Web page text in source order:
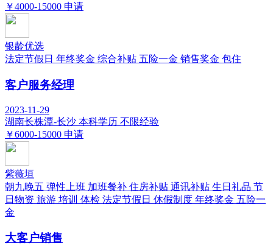
￥4000-15000 申请
银龄优选
法定节假日 年终奖金 综合补贴 五险一金 销售奖金 包住
客户服务经理
2023-11-29
湖南长株潭-长沙 本科学历 不限经验
￥6000-15000 申请
紫薇垣
朝九晚五 弹性上班 加班餐补 住房补贴 通讯补贴 生日礼品 节
日物资 旅游 培训 体检 法定节假日 休假制度 年终奖金 五险一
金
大客户销售